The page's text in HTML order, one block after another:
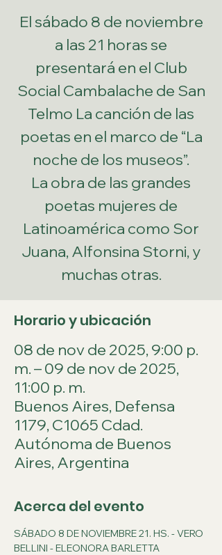
El sábado 8 de noviembre
a las 21 horas se
presentará en el Club
Social Cambalache de San
Telmo La canción de las
poetas en el marco de “La
noche de los museos”.
La obra de las grandes
poetas mujeres de
Latinoamérica como Sor
Juana, Alfonsina Storni, y
muchas otras.
Horario y ubicación
08 de nov de 2025, 9:00 p.
m. – 09 de nov de 2025,
11:00 p. m.
Buenos Aires, Defensa
1179, C1065 Cdad.
Autónoma de Buenos
Aires, Argentina
Acerca del evento
SÁBADO 8 DE NOVIEMBRE 21. HS. - VERO
BELLINI - ELEONORA BARLETTA